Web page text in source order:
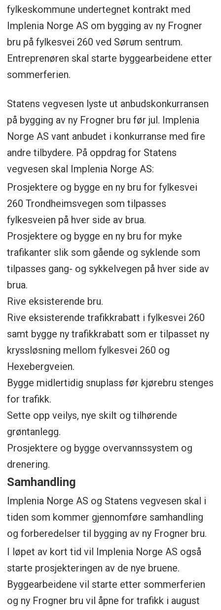
fylkeskommune undertegnet kontrakt med
Implenia Norge AS om bygging av ny Frogner
bru på fylkesvei 260 ved Sørum sentrum.
Entreprenøren skal starte byggearbeidene etter
sommerferien.
Statens vegvesen lyste ut anbudskonkurransen
på bygging av ny Frogner bru før jul. Implenia
Norge AS vant anbudet i konkurranse med fire
andre tilbydere. På oppdrag for Statens
vegvesen skal Implenia Norge AS:
Prosjektere og bygge en ny bru for fylkesvei
260 Trondheimsvegen som tilpasses
fylkesveien på hver side av brua.
Prosjektere og bygge en ny bru for myke
trafikanter slik som gående og syklende som
tilpasses gang- og sykkelvegen på hver side av
brua.
Rive eksisterende bru.
Rive eksisterende trafikkrabatt i fylkesvei 260
samt bygge ny trafikkrabatt som er tilpasset ny
kryssløsning mellom fylkesvei 260 og
Hexebergveien.
Bygge midlertidig snuplass før kjørebru stenges
for trafikk.
Sette opp veilys, nye skilt og tilhørende
grøntanlegg.
Prosjektere og bygge overvannssystem og
drenering.
Samhandling
Implenia Norge AS og Statens vegvesen skal i
tiden som kommer gjennomføre samhandling
og forberedelser til bygging av ny Frogner bru.
I løpet av kort tid vil Implenia Norge AS også
starte prosjekteringen av de nye bruene.
Byggearbeidene vil starte etter sommerferien
og ny Frogner bru vil åpne for trafikk i august